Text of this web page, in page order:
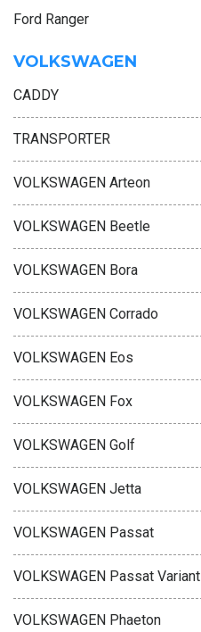
Ford Ranger
VOLKSWAGEN
CADDY
TRANSPORTER
VOLKSWAGEN Arteon
VOLKSWAGEN Beetle
VOLKSWAGEN Bora
VOLKSWAGEN Corrado
VOLKSWAGEN Eos
VOLKSWAGEN Fox
VOLKSWAGEN Golf
VOLKSWAGEN Jetta
VOLKSWAGEN Passat
VOLKSWAGEN Passat Variant
VOLKSWAGEN Phaeton